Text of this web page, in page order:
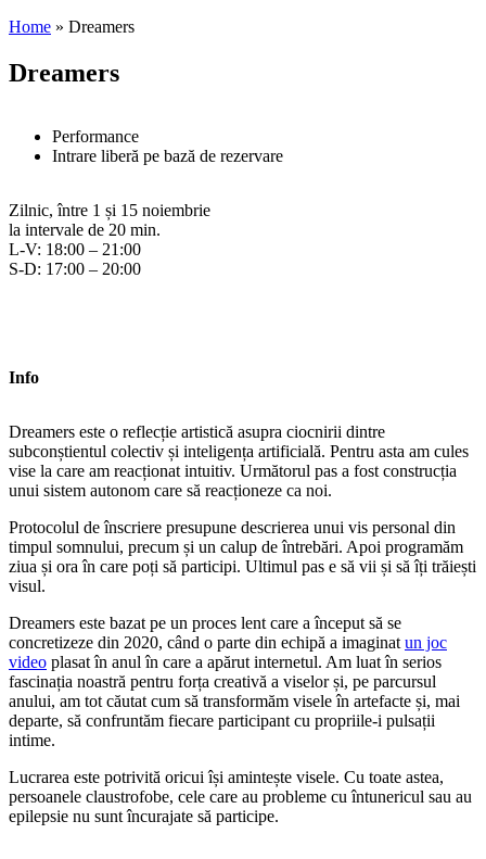
Home » Dreamers
Dreamers
Performance
Intrare liberă pe bază de rezervare
Zilnic, între 1 și 15 noiembrie
la intervale de 20 min.
L-V: 18:00 – 21:00
S-D: 17:00 – 20:00
Info
Dreamers este o reflecție artistică asupra ciocnirii dintre
subconștientul colectiv și inteligența artificială. Pentru asta am cules
vise la care am reacționat intuitiv. Următorul pas a fost construcția
unui sistem autonom care să reacționeze ca noi.
Protocolul de înscriere presupune descrierea unui vis personal din
timpul somnului, precum și un calup de întrebări. Apoi programăm
ziua și ora în care poți să participi. Ultimul pas e să vii și să îți trăiești
visul.
Dreamers este bazat pe un proces lent care a început să se
concretizeze din 2020, când o parte din echipă a imaginat un joc
video plasat în anul în care a apărut internetul. Am luat în serios
fascinația noastră pentru forța creativă a viselor și, pe parcursul
anului, am tot căutat cum să transformăm visele în artefacte și, mai
departe, să confruntăm fiecare participant cu propriile-i pulsații
intime.
Lucrarea este potrivită oricui își amintește visele. Cu toate astea,
persoanele claustrofobe, cele care au probleme cu întunericul sau au
epilepsie nu sunt încurajate să participe.